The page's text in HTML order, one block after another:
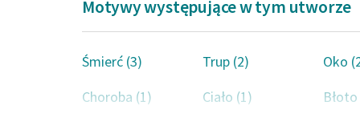
(Maska
Motywy występujące w tym utworze
Śmierć (3) Trup (2) Oko
Choroba (1)
Ciało (1)